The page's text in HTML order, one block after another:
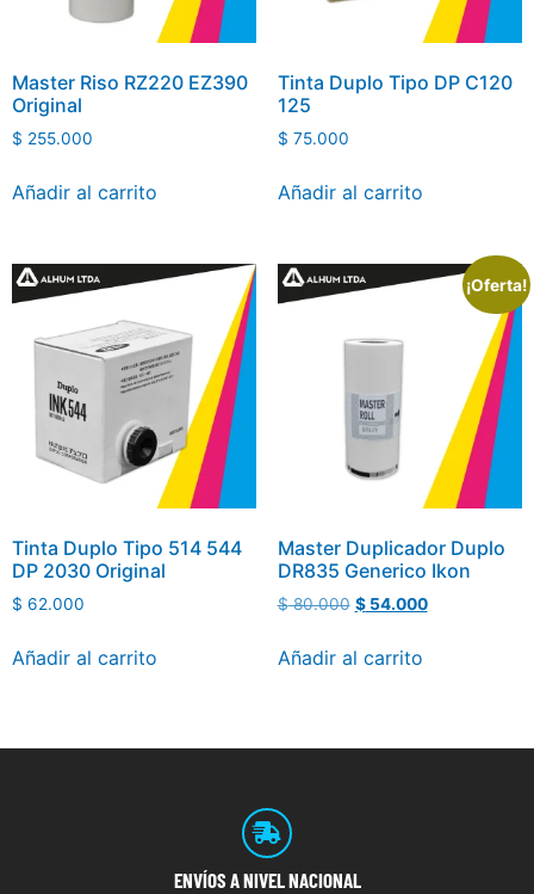
Master Riso RZ220 EZ390
Original
$ 255.000
Añadir al carrito
Tinta Duplo Tipo DP C120
125
$ 75.000
Añadir al carrito
Tinta Duplo Tipo 514 544
DP 2030 Original
$ 62.000
Añadir al carrito
¡Oferta!
Master Duplicador Duplo
DR835 Generico Ikon
$80.000 $54.000
Añadir al carrito
ENVÍOS A NIVEL NACIONAL